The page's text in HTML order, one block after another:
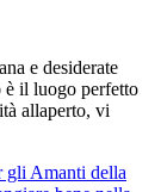
e desiderate
è il luogo perfetto
allaperto, vi
gli Amanti della